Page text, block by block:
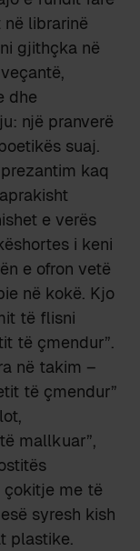
librarinë
gjithçka në
dhe
një pranverë
suaj.
kaq
e verës
i keni
e ofron vetë
në kokë. Kjo
të flisni
të çmendur”.
në takim –
të çmendur”
mallkuar”,
çokitje me të
syresh kish
plastike.